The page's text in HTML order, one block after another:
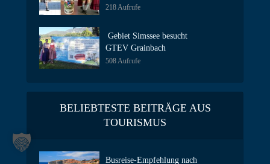
218 Aufrufe
Gebiet Simssee besucht
GTEV Grainbach
508 Aufrufe
BELIEBTESTE BEITRÄGE AUS
TOURISMUS
Busreise-Empfehlung nach